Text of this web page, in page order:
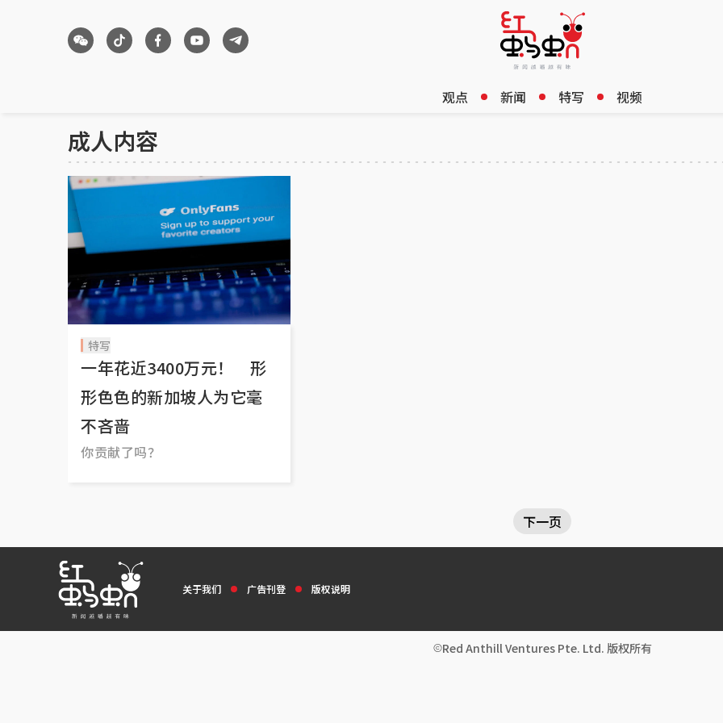
观点 新闻 特写 视频
成人内容
特写
一年花近3400万元！ 形
形色色的新加坡人为它毫
不吝啬
你贡献了吗？
下一页
关于我们 广告刊登 版权说明
Red Anthill Ventures Pte. Ltd. 版权所有